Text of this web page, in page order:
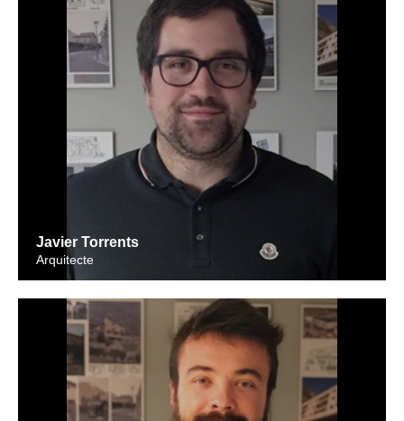
Javier Torrents
Arquitecte